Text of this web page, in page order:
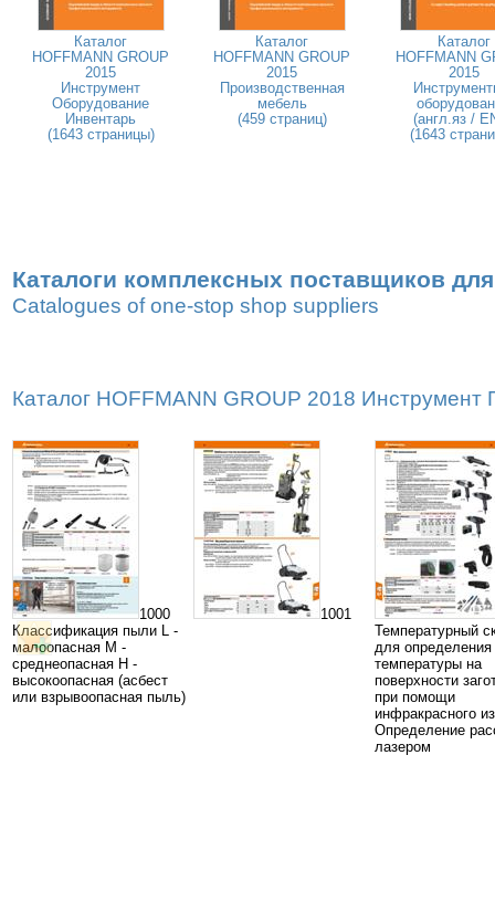
Каталог
HOFFMANN GROUP
2015
Инструмент
Оборудование
Инвентарь
(1643 страницы)
Каталог
HOFFMANN GROUP
2015
Производственная
мебель
(459 страниц)
Каталог
HOFFMANN
2015
(англ.яз /
(1643
Каталоги комплексных поставщиков
Catalogues of one-stop shop suppliers
Каталог HOFFMANN GROUP 2018
1000
Классификация пыли L -
малоопасная М -
среднеопасная Н -
высокоопасная (асбест
или взрывоопасная пыль)
1001
Температурный
для определения
температуры на
поверхности
при помощи
инфракрасного
Определение
лазером